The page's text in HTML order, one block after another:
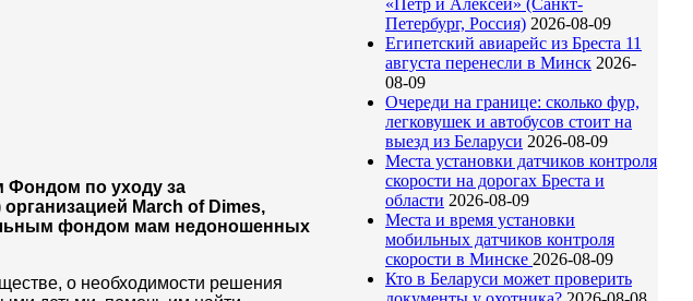
Фондом по уходу за
March of Dimes,
фондом мам недоношенных
о необходимости решения
«Петр и Алексей» (Санкт-
Петербург, Россия) 2026-08-09
Египетский авиарейс из Бреста 11
августа перенесли в Минск 2026-
08-09
Очереди на границе: сколько фур,
легковушек и автобусов стоит на
выезд из Беларуси 2026-08-09
Места установки датчиков контроля
скорости на дорогах Бреста и
области 2026-08-09
Места и время установки
мобильных датчиков контроля
скорости в Минске 2026-08-09
Кто в Беларуси может проверить